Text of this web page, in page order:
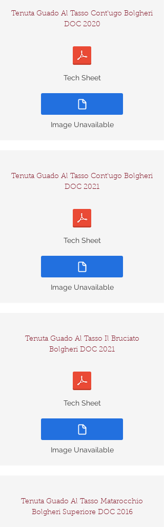
Tenuta Guado Al Tasso Cont'ugo Bolgheri
DOC 2020
Tech Sheet
Image Unavailable
Tenuta Guado Al Tasso Cont'ugo Bolgheri
DOC 2021
Tech Sheet
Image Unavailable
Tenuta Guado Al Tasso Il Bruciato
Bolgheri DOC 2021
Tech Sheet
Image Unavailable
Tenuta Guado Al Tasso Matarocchio
Bolgheri Superiore DOC 2016